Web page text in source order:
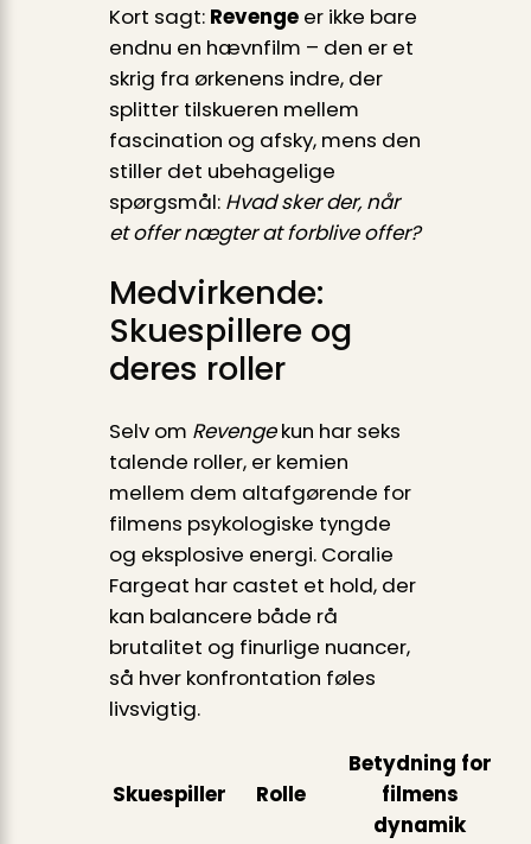
Kort sagt: Revengeer ikke bare
endnu en hævnfilm – den er et
skrig fra ørkenens indre, der
splitter tilskueren mellem
fascination og afsky, mens den
stiller det ubehagelige
spørgsmål: Hvad sker der, når
et offer nægter at forblive offer?
Medvirkende:
Skuespillere og
deres roller
Selv om Revengekun har seks
talende roller, er kemien
mellem dem altafgørende for
filmens psykologiske tyngde
og eksplosive energi. Coralie
Fargeat har castet et hold, der
kan balancere både rå
brutalitet og finurlige nuancer,
så hver konfrontation føles
livsvigtig.
Skuespiller Rolle
Betydning for
filmens
dynamik